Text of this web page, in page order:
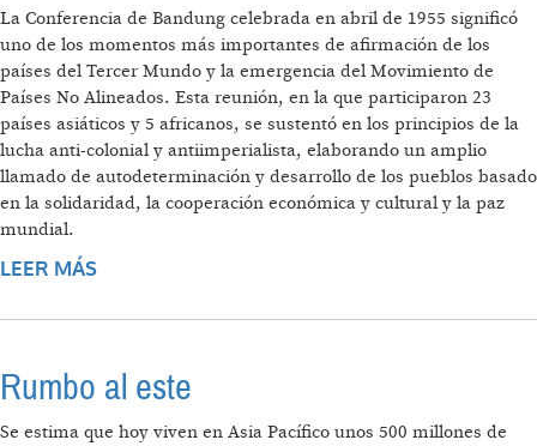
La Conferencia de Bandung celebrada en abril de 1955 significó
uno de los momentos más importantes de afirmación de los
países del Tercer Mundo y la emergencia del Movimiento de
Países No Alineados. Esta reunión, en la que participaron 23
países asiáticos y 5 africanos, se sustentó en los principios de la
lucha anti-colonial y antiimperialista, elaborando un amplio
llamado de autodeterminación y desarrollo de los pueblos basado
en la solidaridad, la cooperación económica y cultural y la paz
mundial.
LEER MÁS
Rumbo al este
Se estima que hoy viven en Asia Pacífico unos 500 millones de